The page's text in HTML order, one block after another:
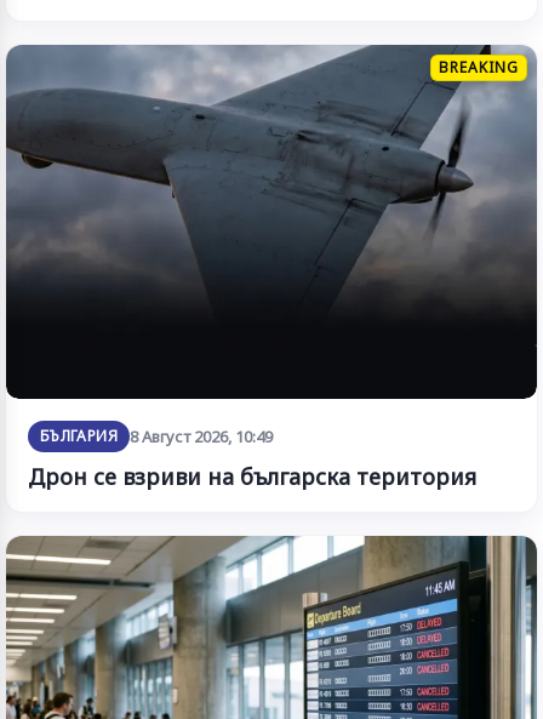
BREAKING
БЪЛГАРИЯ 8 Август 2026, 10:49
Дрон се взриви на българска територия